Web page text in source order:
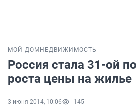
МОЙ ДОМ НЕДВИЖИМОСТЬ
Россия стала 31-ой по
роста цены на жилье
3 июня 2014, 10:06 145